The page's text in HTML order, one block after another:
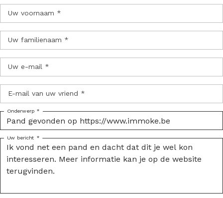
Uw voornaam *
Uw familienaam *
Uw e-mail *
E-mail van uw vriend *
Onderwerp *
Uw bericht *